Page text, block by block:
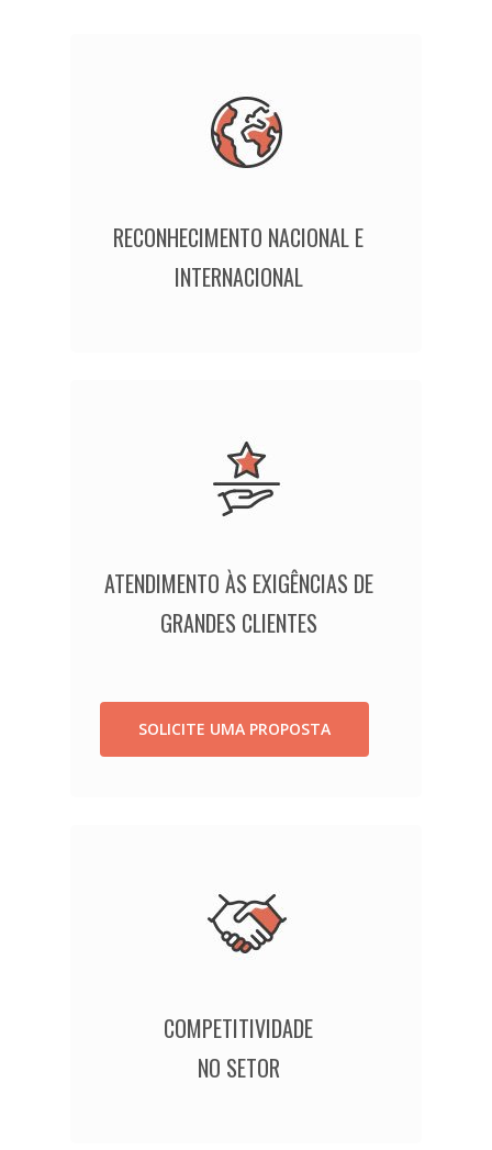
RECONHECIMENTO NACIONAL E
INTERNACIONAL
ATENDIMENTO ÀS EXIGÊNCIAS DE
GRANDES CLIENTES
SOLICITE UMA PROPOSTA
COMPETITIVIDADE
NO SETOR